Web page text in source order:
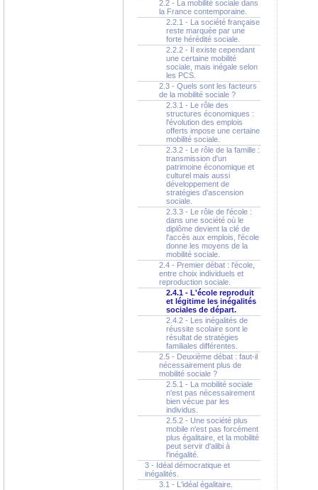
2.2 - La mobilité sociale dans
la France contemporaine.
2.2.1 - La société française
reste marquée par une
forte hérédité sociale.
2.2.2 - Il existe cependant
une certaine mobilité
sociale, mais inégale selon
les PCS.
2.3 - Quels sont les facteurs
de la mobilité sociale ?
2.3.1 - Le rôle des
structures économiques :
l'évolution des emplois
offerts impose une certaine
mobilité sociale.
2.3.2 - Le rôle de la famille :
transmission d'un
patrimoine économique et
culturel mais aussi
développement de
stratégies d'ascension
sociale.
2.3.3 - Le rôle de l'école :
dans une société où le
diplôme devient la clé de
l'accès aux emplois, l'école
donne les moyens de la
mobilité sociale.
2.4 - Premier débat : l'école,
entre choix individuels et
reproduction sociale.
2.4.1 - L'école reproduit
et légitime les inégalités
sociales de départ.
2.4.2 - Les inégalités de
réussite scolaire sont le
résultat de stratégies
familiales différentes.
2.5 - Deuxième débat : faut-il
nécessairement plus de
mobilité sociale ?
2.5.1 - La mobilité sociale
n'est pas nécessairement
bien vécue par les
individus.
2.5.2 - Une société plus
mobile n'est pas forcément
plus égalitaire, et la mobilité
peut servir d'alibi à
l'inégalité.
3 - Idéal démocratique et
inégalités.
3.1 - L'idéal égalitaire.